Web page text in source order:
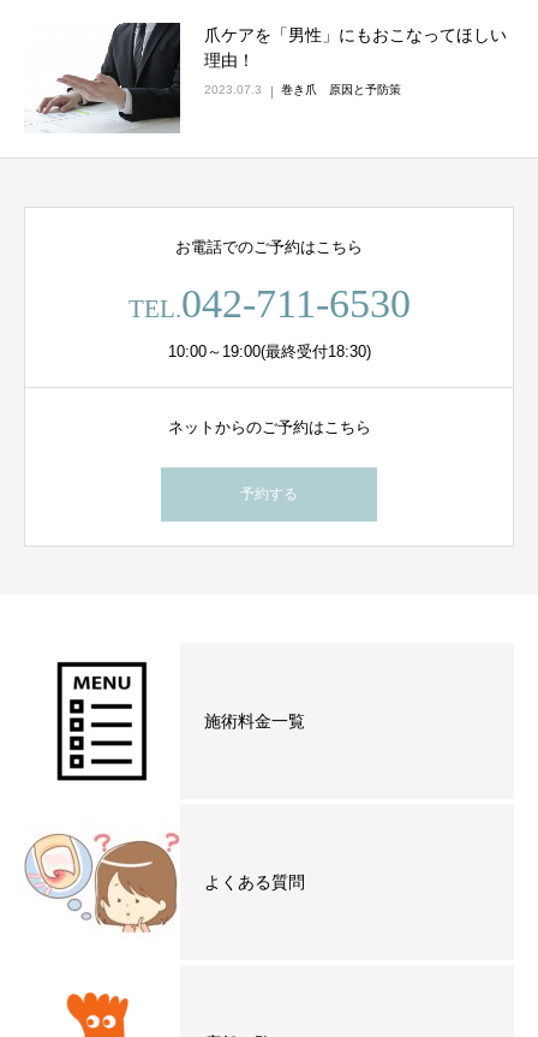
爪ケアを「男性」にもおこなってほしい
理由！
2023.07.3 巻き爪 原因と予防策
お電話でのご予約はこちら
TEL.042-711-6530
10:00～19:00(最終受付18:30)
ネットからのご予約はこちら
予約する
施術料金一覧
よくある質問